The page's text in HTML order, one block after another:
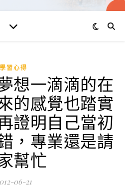
學習心得
想一滴滴的在
的感覺也踏實
證明自己當初
，專業還是請
幫忙
06-21